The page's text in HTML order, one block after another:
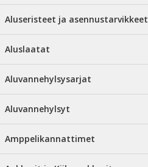
Aluseristeet ja asennustarvikkeet
Aluslaatat
Aluvannehylsysarjat
Aluvannehylsyt
Amppelikannattimet